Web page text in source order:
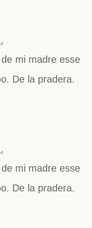
mi madre esse
De la pradera.
mi madre esse
De la pradera.